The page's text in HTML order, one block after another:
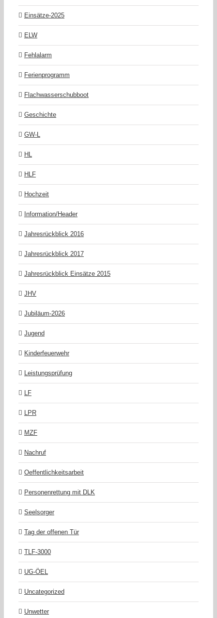
Einsätze-2025
ELW
Fehlalarm
Ferienprogramm
Flachwasserschubboot
Geschichte
GW-L
HL
HLF
Hochzeit
Information/Header
Jahresrückblick 2016
Jahresrückblick 2017
Jahresrückblick Einsätze 2015
JHV
Jubiläum-2026
Jugend
Kinderfeuerwehr
Leistungsprüfung
LF
LPR
MZF
Nachruf
Oeffentlichkeitsarbeit
Personenrettung mit DLK
Seelsorger
Tag der offenen Tür
TLF-3000
UG-ÖEL
Uncategorized
Unwetter